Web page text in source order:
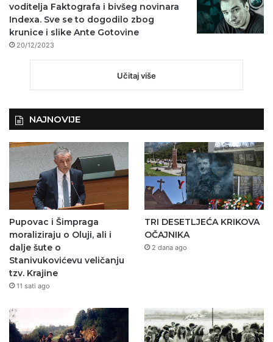
voditelja Faktografa i bivšeg novinara
Indexa. Sve se to dogodilo zbog
krunice i slike Ante Gotovine
20/12/2023
Učitaj više
NAJNOVIJE
Pupovac i Šimpraga
moraliziraju o Oluji, ali i
dalje šute o
Stanivukovićevu veličanju
tzv. Krajine
11 sati ago
TRI DESETLJEĆA KRIKOVA
OČAJNIKA
2 dana ago